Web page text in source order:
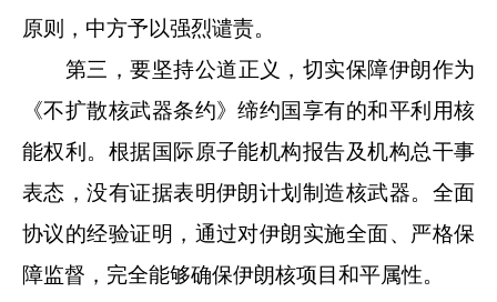
原则，中方予以强烈谴责。
第三，要坚持公道正义，切实保障伊朗作为
《不扩散核武器条约》缔约国享有的和平利用核
能权利。根据国际原子能机构报告及机构总干事
表态，没有证据表明伊朗计划制造核武器。全面
协议的经验证明，通过对伊朗实施全面、严格保
障监督，完全能够确保伊朗核项目和平属性。